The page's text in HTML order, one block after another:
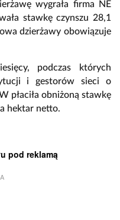
wygrała firma NE
stawkę czynszu 28,1
dzierżawy obowiązuje
podczas których
i gestorów sieci o
płaciła obniżoną stawkę
hektar netto.
pod reklamą